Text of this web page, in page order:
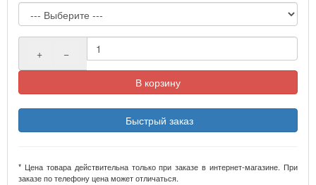
+ −
В корзину
Быстрый заказ
* Цена товара действительна только при заказе в интернет-магазине. При
заказе по телефону цена может отличаться.